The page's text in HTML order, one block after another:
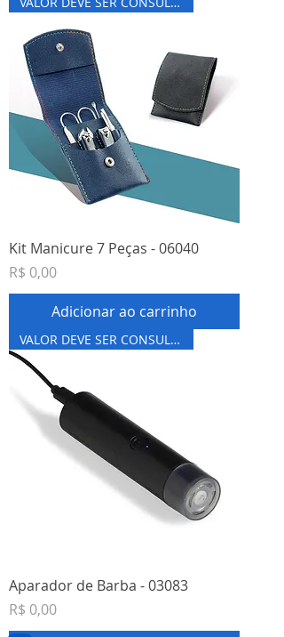
Kit Manicure 7 Peças - 06040
Preço
R$ 0,00
Adicionar ao carrinho
VALOR DEVE SER CONSULTADO
Aparador de Barba - 03083
Preço
R$ 0,00